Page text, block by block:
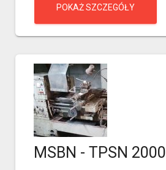
POKAŻ SZCZEGÓŁY
MSBN - TPSN 2000